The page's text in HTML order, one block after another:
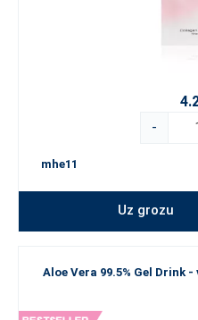
-
mhe11
Uz grozu
Aloe Vera 99.5% Gel Drink